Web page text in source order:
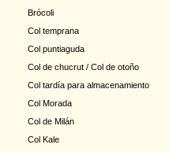
Brócoli
Col temprana
Col puntiaguda
Col de chucrut / Col de otoño
Col tardía para almacenamiento
Col Morada
Col de Milán
Col Kale